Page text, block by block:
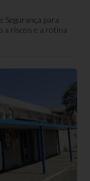
Segurança para
a riscos e a rotina